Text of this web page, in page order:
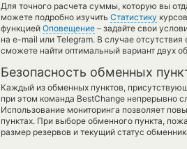
Для точного расчета суммы, которую вы
можете подробно изучить Статистику
функцией Оповещение – задайте свои
на e-mail или Telegram. В случае
сможете найти оптимальный вариант двух
Безопасность обменных
Каждый из обменных пунктов,
при этом команда BestChange непрерывно
Использование мониторинга позволяет
пунктах. При выборе обменного пункта,
размер резервов и текущий статус